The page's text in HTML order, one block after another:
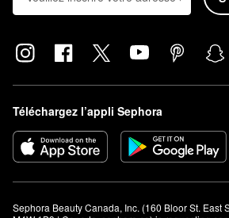
envisager d’augmenter la fréquence et de
Les produits Moroccanoil sont-ils
de ses produits n’est testé sur des animaux.
Téléchargez l’appli Sephora
Sephora Beauty Canada, Inc. (160 Bloor St. East